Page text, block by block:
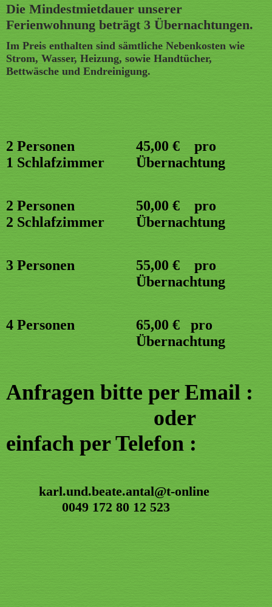
Die Mindestmietdauer unserer
Ferienwohnung beträgt 3 Übernachtungen.
Im Preis enthalten sind sämtliche Nebenkosten wie
Strom, Wasser, Heizung, sowie Handtücher,
Bettwäsche und Endreinigung.
2 Personen
1 Schlafzimmer
45,00 € pro
Übernachtung
2 Personen
2 Schlafzimmer
50,00 € pro
Übernachtung
3 Personen
55,00 € pro
Übernachtung
4 Personen
65,00 € pro
Übernachtung
Anfragen bitte per Email :
oder
einfach per Telefon :
karl.und.beate.antal@t-online
0049 172 80 12 523